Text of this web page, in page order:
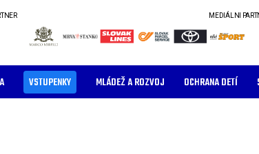
MEDIÁLNI PARTNERI
VSTUPENKY MLÁDEŽ A ROZVOJ OCHRANA DETÍ